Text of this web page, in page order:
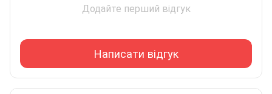
Додайте перший відгук
Написати відгук